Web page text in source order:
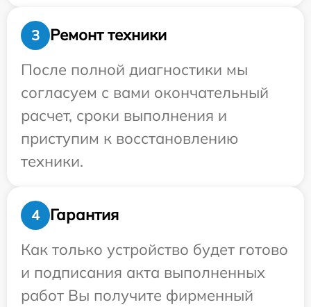
3
Ремонт техники
После полной диагностики мы
согласуем с вами окончательный
расчет, сроки выполнения и
приступим к восстановлению
техники.
4
Гарантия
Как только устройство будет готово
и подписания акта выполненных
работ Вы получите фирменный